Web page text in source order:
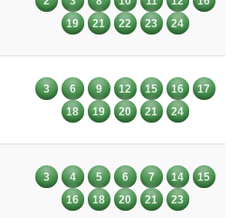
19
21 22 23 24
3 6 9 12 15 16
17
18
19 20 21 24
3 4 5 6 7 14
15
16
18 20 21 23